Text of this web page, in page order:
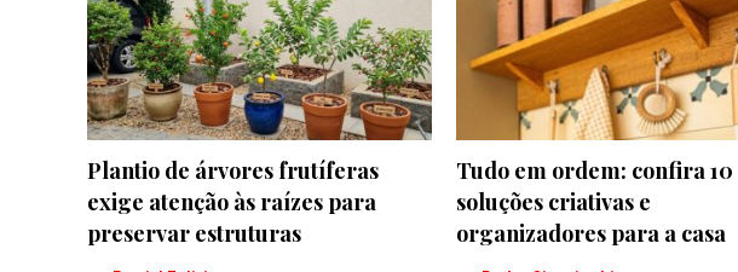
Plantio de árvores frutíferas
exige atenção às raízes para
preservar estruturas
Tudo em ordem: confira 10
soluções criativas e
organizadores para a casa